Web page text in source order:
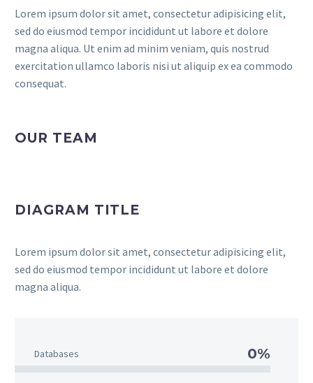
Lorem ipsum dolor sit amet, consectetur adipisicing elit,
sed do eiusmod tempor incididunt ut labore et dolore
magna aliqua. Ut enim ad minim veniam, quis nostrud
exercitation ullamco laboris nisi ut aliquip ex ea commodo
consequat.
OUR TEAM
DIAGRAM TITLE
Lorem ipsum dolor sit amet, consectetur adipisicing elit,
sed do eiusmod tempor incididunt ut labore et dolore
magna aliqua.
Databases 0%